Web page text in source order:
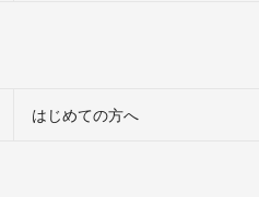
はじめての方へ